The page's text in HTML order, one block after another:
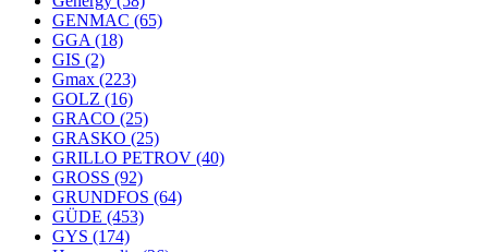
GENMAC (65)
GGA (18)
GIS (2)
Gmax (223)
GOLZ (16)
GRACO (25)
GRASKO (25)
GRILLO PETROV (40)
GROSS (92)
GRUNDFOS (64)
GÜDE (453)
GYS (174)